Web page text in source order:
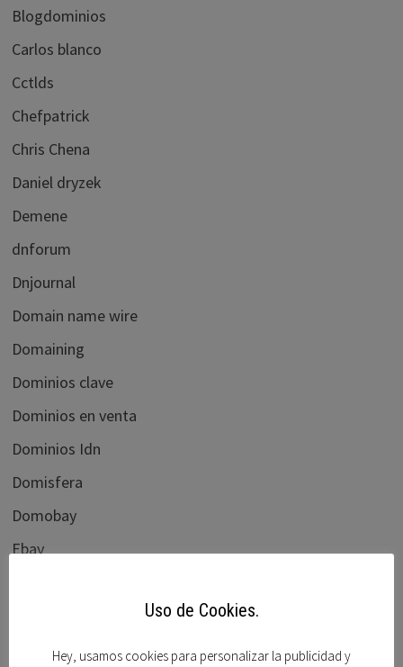
Blogdominios
Carlos blanco
Cctlds
Chefpatrick
Chris Chena
Daniel dryzek
Demene
dnforum
Dnjournal
Domain name wire
Domaining
Dominios clave
Dominios en venta
Dominios Idn
Domisfera
Domobay
Ebay
Foro beta
Uso de Cookies.
Hey, usamos cookies para personalizar la publicidad y